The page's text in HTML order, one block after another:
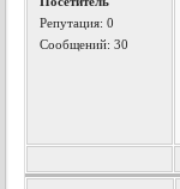
Репутация:0
Сообщений: 30